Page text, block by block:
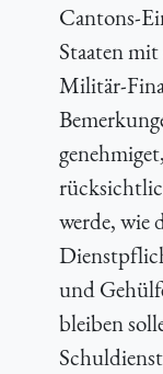
Cantons-
Staaten
Militär-
werde, wie
und
bleiben